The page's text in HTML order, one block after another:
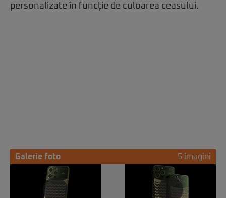
personalizate în funcție de culoarea ceasului.
Galerie foto 5 imagini